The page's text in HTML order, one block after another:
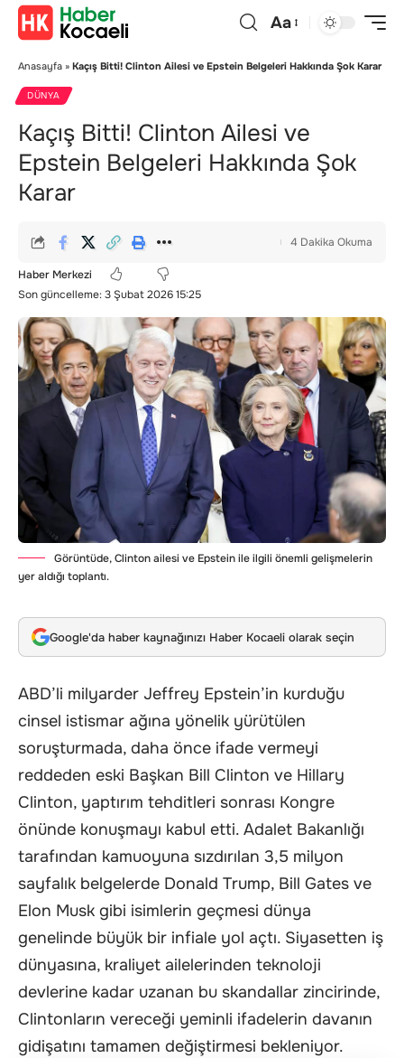
Aa
Anasayfa » Kaçış Bitti! Clinton Ailesi ve Epstein Belgeleri Hakkında Şok Karar
DÜNYA
Kaçış Bitti! Clinton Ailesi ve
Epstein Belgeleri Hakkında Şok
Karar
Son güncelleme: 3 Şubat 2026 15:25
Haber Merkezi
4 Dakika Okuma
Görüntüde, Clinton ailesi ve Epstein ile ilgili önemli gelişmelerin
yer aldığı toplantı.
Google'da haber kaynağınızı Haber Kocaeli olarak seçin
ABD’li milyarder Jeffrey Epstein’in kurduğu
cinsel istismar ağına yönelik yürütülen
soruşturmada, daha önce ifade vermeyi
reddeden eski Başkan Bill Clinton ve Hillary
Clinton, yaptırım tehditleri sonrası Kongre
önünde konuşmayı kabul etti. Adalet Bakanlığı
tarafından kamuoyuna sızdırılan 3,5 milyon
sayfalık belgelerde Donald Trump, Bill Gates ve
Elon Musk gibi isimlerin geçmesi dünya
genelinde büyük bir infiale yol açtı. Siyasetten iş
dünyasına, kraliyet ailelerinden teknoloji
devlerine kadar uzanan bu skandallar zincirinde,
Clintonların vereceği yeminli ifadelerin davanın
gidişatını tamamen değiştirmesi bekleniyor.